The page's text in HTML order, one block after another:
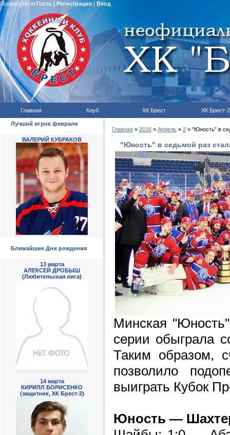
Приветствую Гость | Регистрация| Вход
Главная Клуб ХК Брест ХК Брест-2
Лучший игрок февраля
ВАЛЕРИЙ КУБРАКОВ
Ближайшие Дни рождения
13 марта
АЛЕКСЕЙ ДРОБЫШ
(Любительская лига)
14 марта
КИРИЛЛ БОРИСЕНКО
(защитник, ХК Брест-2)
Главная » 2016 » Апрель » 2 » "Юность" в
"Юность" в седьмой раз
Минская
серии обыграла
Таким образом,
позволило
выиграть Кубок
Юность —